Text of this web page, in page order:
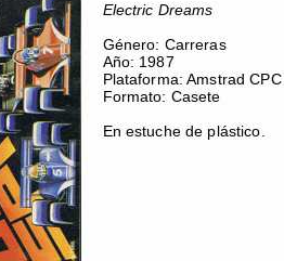
Electric Dreams
Género: Carreras
Año: 1987
Plataforma: Amstrad CPC
Formato: Casete
En estuche de plástico.